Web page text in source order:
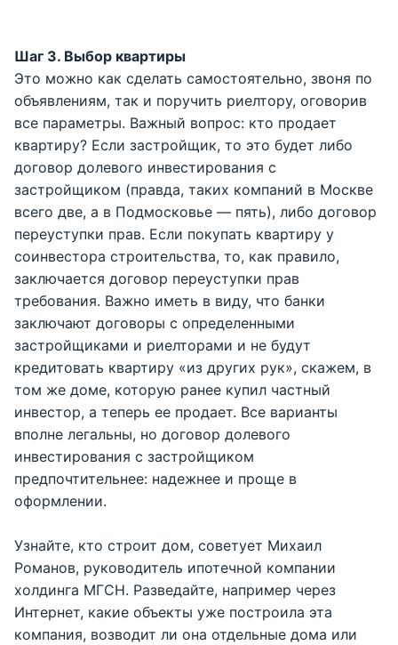
Шаг 3. Выбор квартиры
Это можно как сделать самостоятельно, звоня по
объявлениям, так и поручить риелтору, оговорив
все параметры. Важный вопрос: кто продает
квартиру? Если застройщик, то это будет либо
договор долевого инвестирования с
застройщиком (правда, таких компаний в Москве
всего две, а в Подмосковье — пять), либо договор
переуступки прав. Если покупать квартиру у
соинвестора строительства, то, как правило,
заключается договор переуступки прав
требования. Важно иметь в виду, что банки
заключают договоры с определенными
застройщиками и риелторами и не будут
кредитовать квартиру «из других рук», скажем, в
том же доме, которую ранее купил частный
инвестор, а теперь ее продает. Все варианты
вполне легальны, но договор долевого
инвестирования с застройщиком
предпочтительнее: надежнее и проще в
оформлении.
Узнайте, кто строит дом, советует Михаил
Романов, руководитель ипотечной компании
холдинга МГСН. Разведайте, например через
Интернет, какие объекты уже построила эта
компания, возводит ли она отдельные дома или